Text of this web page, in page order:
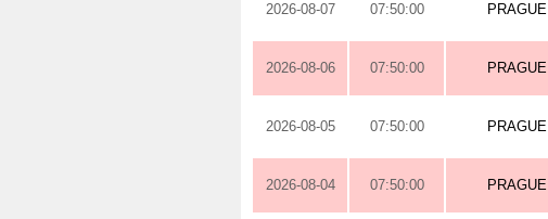
2026-08-07 07:50:00 PRAGUE
2026-08-06 07:50:00 PRAGUE
2026-08-05 07:50:00 PRAGUE
2026-08-04 07:50:00 PRAGUE